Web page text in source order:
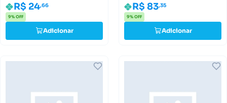
R$ 24,66
9% OFF
Adicionar
R$ 83,35
9% OFF
Adicionar